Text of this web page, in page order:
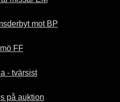
mot BP
FF
- tvärsist
på auktion